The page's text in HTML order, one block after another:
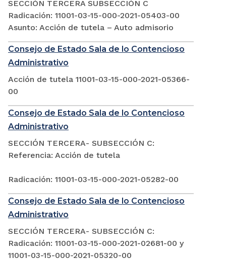
SECCIÓN TERCERA SUBSECCIÓN C
Radicación: 11001-03-15-000-2021-05403-00
Asunto: Acción de tutela – Auto admisorio
Consejo de Estado Sala de lo Contencioso
Administrativo
Acción de tutela 11001-03-15-000-2021-05366-
00
Consejo de Estado Sala de lo Contencioso
Administrativo
SECCIÓN TERCERA- SUBSECCIÓN C:
Referencia: Acción de tutela
Radicación: 11001-03-15-000-2021-05282-00
Consejo de Estado Sala de lo Contencioso
Administrativo
SECCIÓN TERCERA- SUBSECCIÓN C:
Radicación: 11001-03-15-000-2021-02681-00 y
11001-03-15-000-2021-05320-00